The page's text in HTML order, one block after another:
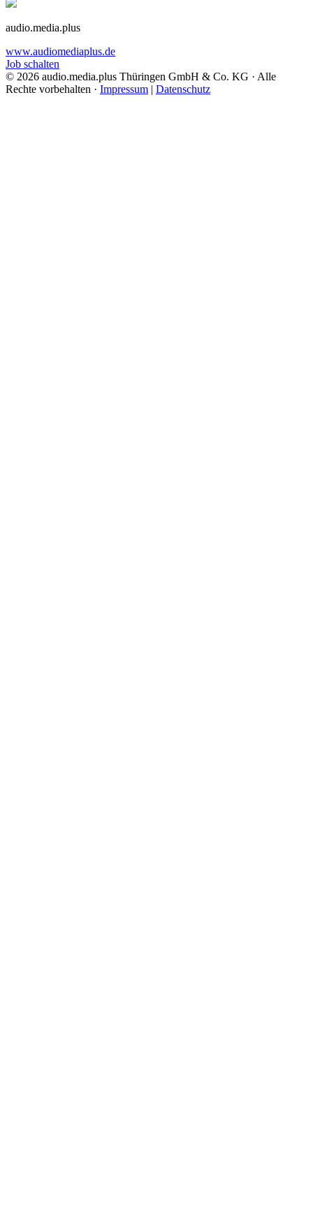
audio.media.plus
www.audiomediaplus.de
Job schalten
© 2026 audio.media.plus Thüringen GmbH & Co. KG · Alle
Rechte vorbehalten · Impressum | Datenschutz